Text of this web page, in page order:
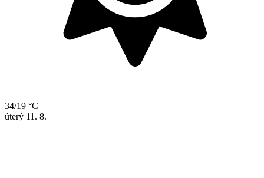
34/19 °C
úterý 11. 8.